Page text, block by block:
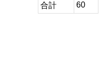
合計 60